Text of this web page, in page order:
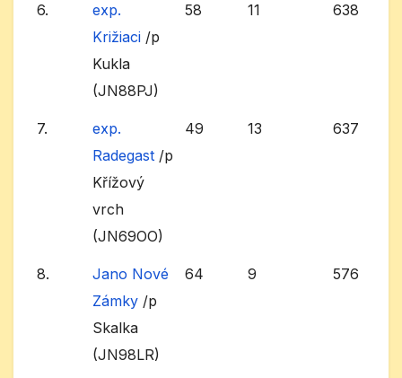
6.
exp.
Križiaci /p
Kukla
(JN88PJ)
58 11 638
7.
exp.
Radegast /p
Křížový
vrch
(JN69OO)
49 13 637
8.
Jano Nové
Zámky /p
Skalka
(JN98LR)
64 9 576